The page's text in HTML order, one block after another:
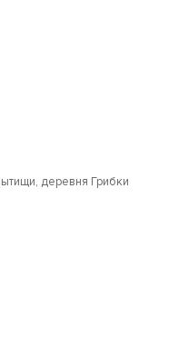
деревня Грибки